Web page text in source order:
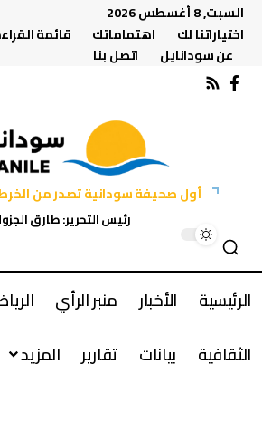
السبت, 8 أغسطس 2026
اختياراتنا لك
اهتماماتك قائمة
عن سودانايل
اتصل بنا
أول صحيفة سودانية تصدر من
رئيس التحرير: طارق
الرئيسية الأخبار منبر الرأي
الثقافية
بيانات تقارير المزيد